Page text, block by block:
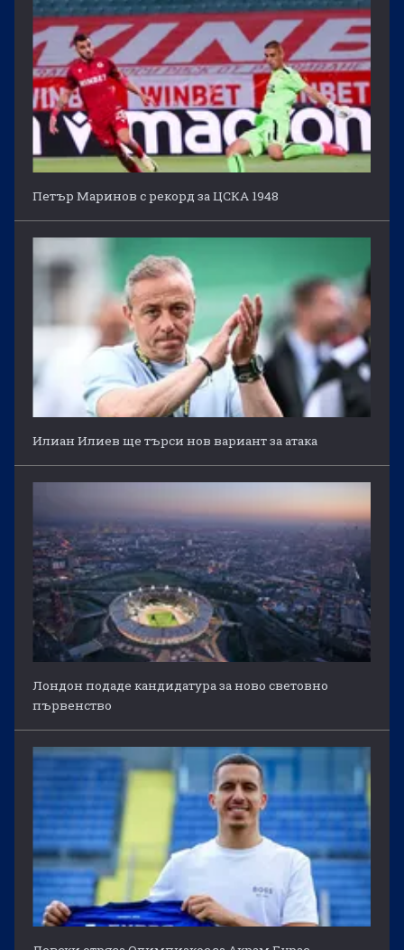
Петър Маринов с рекорд за ЦСКА 1948
Илиан Илиев ще търси нов вариант за атака
Лондон подаде кандидатура за ново световно
първенство